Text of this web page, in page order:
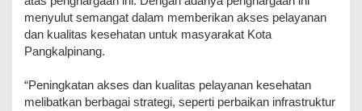
menyulut semangat dalam memberikan akses pelayanan
dan kualitas kesehatan untuk masyarakat Kota
Pangkalpinang.
“Peningkatan akses dan kualitas pelayanan kesehatan
melibatkan berbagai strategi, seperti perbaikan infrastruktur